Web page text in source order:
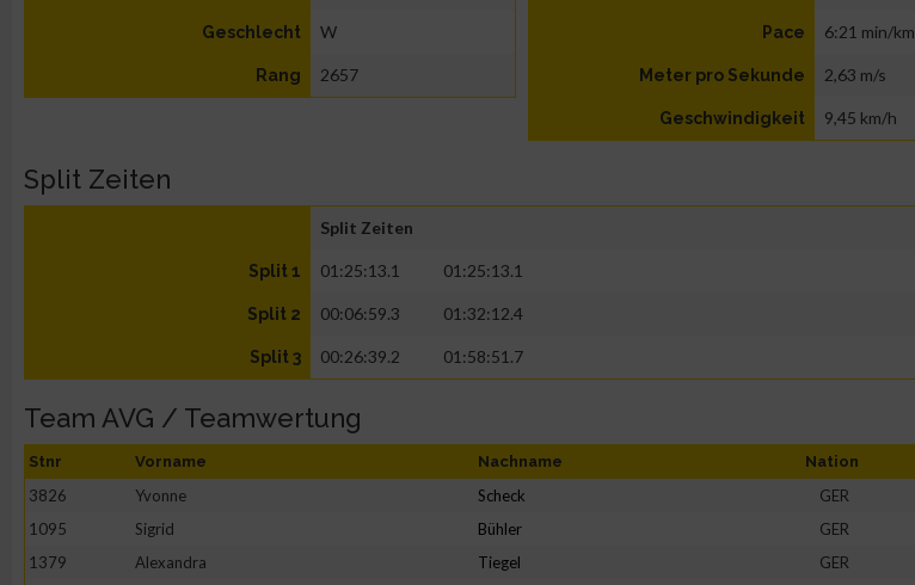
Geschlecht W
Rang 2657
Pace 6:21 min/km
Meter pro Sekunde 2,63 m/s
Geschwindigkeit 9,45 km/h
Split Zeiten
Split Zeiten
Split 1 01:25:13.1 01:25:13.1
Split 2 00:06:59.3 01:32:12.4
Split 3 00:26:39.2 01:58:51.7
Team AVG / Teamwertung
Stnr Vorname Nachname Nation
3826 Yvonne Scheck GER
1095
Sigrid Bühler GER
1379
Alexandra Tiegel GER